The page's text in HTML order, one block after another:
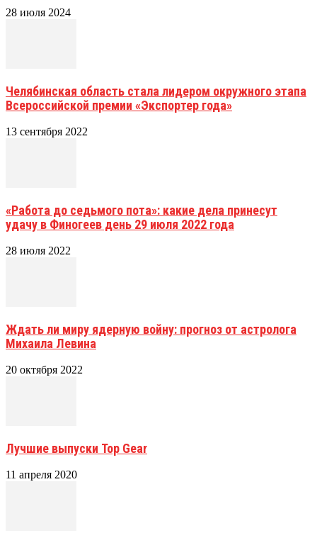
28 июля 2024
Челябинская область стала лидером окружного этапа
Всероссийской премии «Экспортер года»
13 сентября 2022
«Работа до седьмого пота»: какие дела принесут
удачу в Финогеев день 29 июля 2022 года
28 июля 2022
Ждать ли миру ядерную войну: прогноз от астролога
Михаила Левина
20 октября 2022
Лучшие выпуски Top Gear
11 апреля 2020